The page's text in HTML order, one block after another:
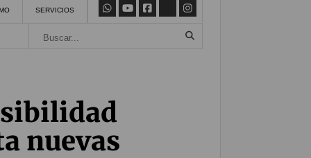
SERVICIOS
nuevas